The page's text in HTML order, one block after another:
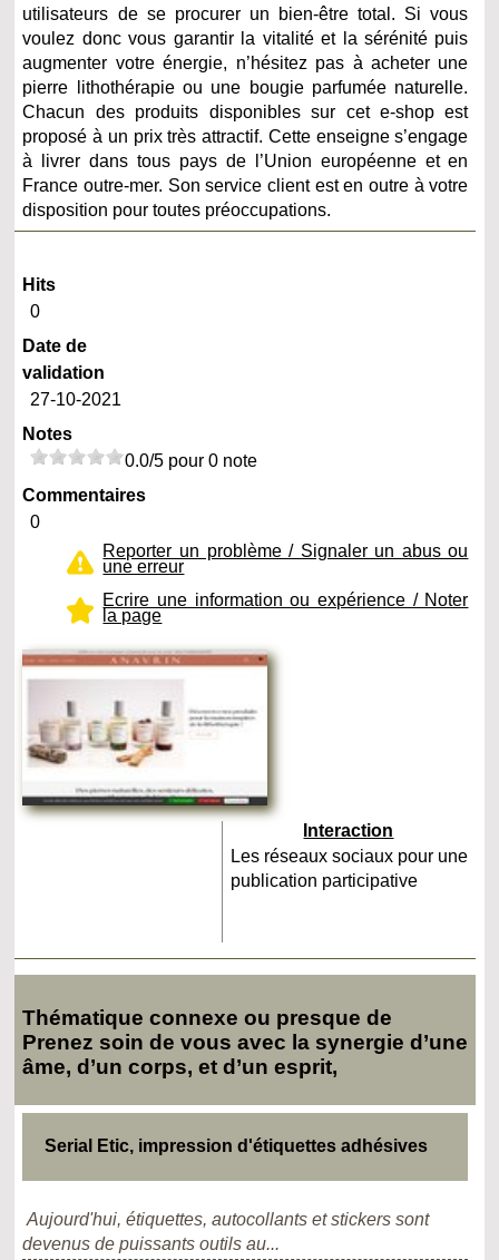
utilisateurs de se procurer un bien-être total. Si vous
voulez donc vous garantir la vitalité et la sérénité puis
augmenter votre énergie, n’hésitez pas à acheter une
pierre lithothérapie ou une bougie parfumée naturelle.
Chacun des produits disponibles sur cet e-shop est
proposé à un prix très attractif. Cette enseigne s’engage
à livrer dans tous pays de l’Union européenne et en
France outre-mer. Son service client est en outre à votre
disposition pour toutes préoccupations.
Hits
0
Date de
validation
27-10-2021
Notes
0.0/5 pour 0 note
Commentaires
0
Reporter un problème / Signaler un abus ou
une erreur
Ecrire une information ou expérience / Noter
la page
Interaction
Les réseaux sociaux pour une
publication participative
Thématique connexe ou presque de
Prenez soin de vous avec la synergie d’une
âme, d’un corps, et d’un esprit,
Serial Etic, impression d'étiquettes adhésives
Aujourd'hui, étiquettes, autocollants et stickers sont
devenus de puissants outils au...